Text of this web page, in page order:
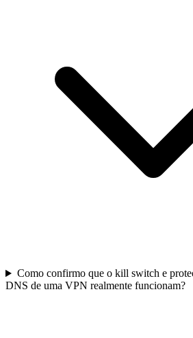
Como confirmo que o kill switch e
DNS de uma VPN realmente funcionam?